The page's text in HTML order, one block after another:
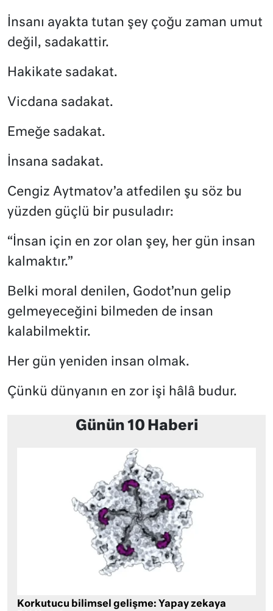
İnsanı ayakta tutan şey çoğu zaman umut
değil, sadakattir.
Hakikate sadakat.
Vicdana sadakat.
Emeğe sadakat.
İnsana sadakat.
Cengiz Aytmatov’a atfedilen şu söz bu
yüzden güçlü bir pusuladır:
“İnsan için en zor olan şey, her gün insan
kalmaktır.”
Belki moral denilen, Godot’nun gelip
gelmeyeceğini bilmeden de insan
kalabilmektir.
Her gün yeniden insan olmak.
Çünkü dünyanın en zor işi hâlâ budur.
Günün 10 Haberi
Korkutucu bilimsel gelişme: Yapay zekaya